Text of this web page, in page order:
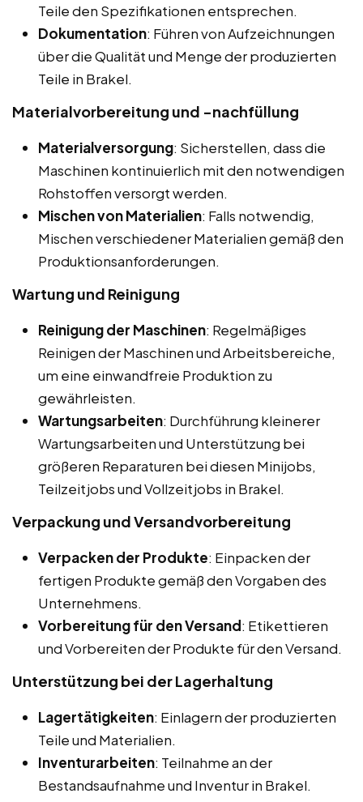
Teile den Spezifikationen entsprechen.
Dokumentation: Führen von Aufzeichnungen
über die Qualität und Menge der produzierten
Teile in Brakel.
Materialvorbereitung und -nachfüllung
Materialversorgung: Sicherstellen, dass die
Maschinen kontinuierlich mit den notwendigen
Rohstoffen versorgt werden.
Mischen von Materialien: Falls notwendig,
Mischen verschiedener Materialien gemäß den
Produktionsanforderungen.
Wartung und Reinigung
Reinigung der Maschinen: Regelmäßiges
Reinigen der Maschinen und Arbeitsbereiche,
um eine einwandfreie Produktion zu
gewährleisten.
Wartungsarbeiten: Durchführung kleinerer
Wartungsarbeiten und Unterstützung bei
größeren Reparaturen bei diesen Minijobs,
Teilzeitjobs und Vollzeitjobs in Brakel.
Verpackung und Versandvorbereitung
Verpacken der Produkte: Einpacken der
fertigen Produkte gemäß den Vorgaben des
Unternehmens.
Vorbereitung für den Versand: Etikettieren
und Vorbereiten der Produkte für den Versand.
Unterstützung bei der Lagerhaltung
Lagertätigkeiten: Einlagern der produzierten
Teile und Materialien.
Inventurarbeiten: Teilnahme an der
Bestandsaufnahme und Inventur in Brakel.